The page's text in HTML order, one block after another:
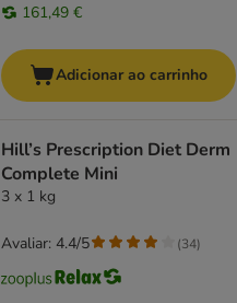
161,49 €
Adicionar ao carrinho
Hill’s Prescription Diet Derm
Complete Mini
3 x 1 kg
Avaliar: 4.4/5 (34)